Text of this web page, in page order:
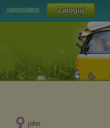
zapomniałem
john